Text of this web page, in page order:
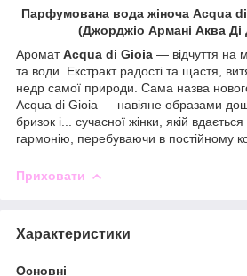
Парфумована вода жіноча Acqua
(Джорджіо Армані Аква
АроматAcqua di Gioia — відчуття на
та води. Екстракт радості та щастя,
недр самої природи. Сама назва
Acqua di Gioia — навіяне образами
бризок і... сучасної жінки, якій
гармонію, перебуваючи в постійному
Приховати
Характеристики
Основні